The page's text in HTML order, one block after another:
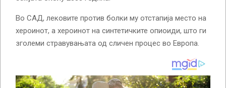
Во САД, лековите против болки му отстапија место на
хероинот, а хероинот на синтетичките опиоиди, што ги
зголеми стравувањата од сличен процес во Европа.